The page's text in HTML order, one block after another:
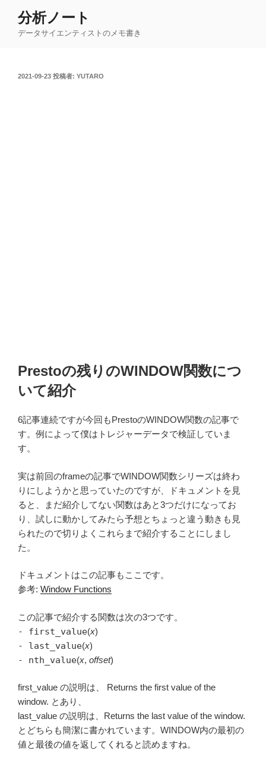
分析ノート
データサイエンティストのメモ書き
投
2021-09-23 投稿者: YUTARO
Prestoの残りのWINDOW関数につ
いて紹介
6記事連続ですが今回もPrestoのWINDOW関数の記事で
す。例によって僕はトレジャーデータで検証していま
す。
実は前回のframeの記事でWINDOW関数シリーズは終わ
りにしようかと思っていたのですが、ドキュメントを見
ると、まだ紹介してない関数はあと3つだけになってお
り、試しに動かしてみたら予想とちょっと違う動きも見
られたので切りよくこれらまで紹介することにしまし
た。
ドキュメントはこの記事もここです。
参考: Window Functions
この記事で紹介する関数は次の3つです。
- first_value(x)
- last_value(x)
- nth_value(x, offset)
first_value の説明は、 Returns the first value of the
window. とあり、
last_value の説明は、Returns the last value of the window.
とどちらも簡潔に書かれています。WINDOW内の最初の
値と最後の値を返してくれると読めますね。